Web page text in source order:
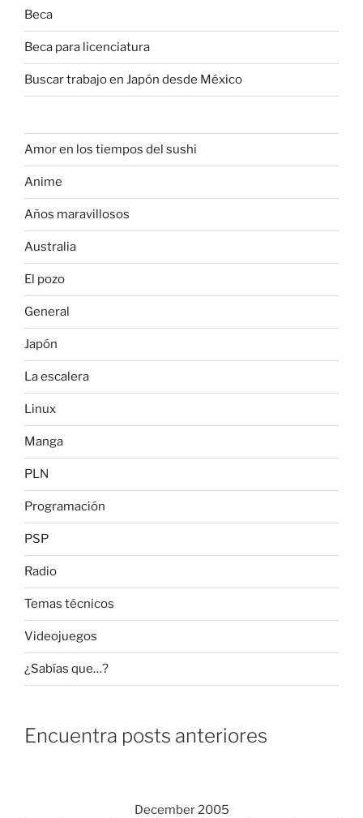
Beca
Beca para licenciatura
Buscar trabajo en Japón desde México
Amor en los tiempos del sushi
Anime
Años maravillosos
Australia
El pozo
General
Japón
La escalera
Linux
Manga
PLN
Programación
PSP
Radio
Temas técnicos
Videojuegos
¿Sabías que…?
Encuentra posts anteriores
December 2005